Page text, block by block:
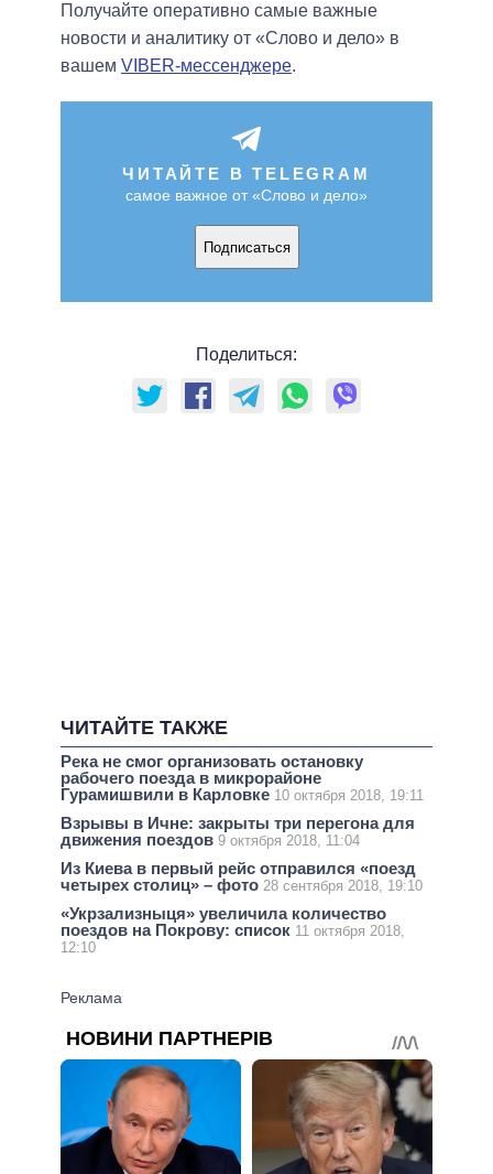
Получайте оперативно самые важные
новости и аналитику от «Слово и дело» в
вашем VIBER-мессенджере.
ЧИТАЙТЕ В TELEGRAM
самое важное от «Слово и дело»
Подписаться
Поделиться:
ЧИТАЙТЕ ТАКЖЕ
Река не смог организовать остановку
рабочего поезда в микрорайоне
Гурамишвили в Карловке 10 октября 2018, 19:11
Взрывы в Ичне: закрыты три перегона для
движения поездов 9 октября 2018, 11:04
Из Киева в первый рейс отправился «поезд
четырех столиц» – фото 28 сентября 2018, 19:10
«Укрзализныця» увеличила количество
поездов на Покрову: список 11 октября 2018,
12:10